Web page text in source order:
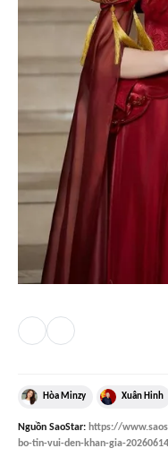
Hòa Minzy Xuân Hinh
Nguồn SaoStar: https://
bo-tin-vui-den-khan-gia-